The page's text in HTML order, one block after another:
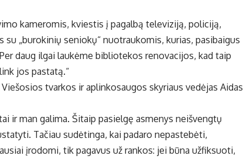
kameromis, kviestis į pagalbą televiziją, policiją,
su „burokinių seniokų“ nuotraukomis, kurias, pasibaigus
daug ilgai laukėme bibliotekos renovacijos, kad taip
jos pastatą.“
tvarkos ir aplinkosaugos skyriaus vedėjas Aidas
ir man galima. Šitaip pasielgę asmenys neišvengtų
Tačiau sudėtinga, kai padaro nepastebėti,
įrodomi, tik pagavus už rankos: jei būna užfiksuoti,